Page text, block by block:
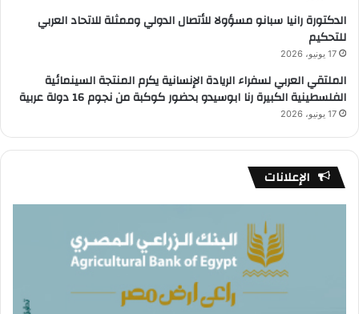
الدكتورة رانيا سبانو مسؤولا للأتصال الدولي وممثلة للاتحاد العربي
للتحكيم
17 يونيو، 2026
الملتقي العربي لسفراء الريادة الإنسانية يكرم المنتجة السينمائية
الفلسطينية الكبيرة رنا ابوسيدو بحضور كوكبة من نجوم 16 دولة عربية
17 يونيو، 2026
الإعلانات